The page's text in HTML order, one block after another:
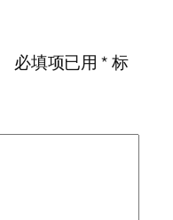
必填项已用*标